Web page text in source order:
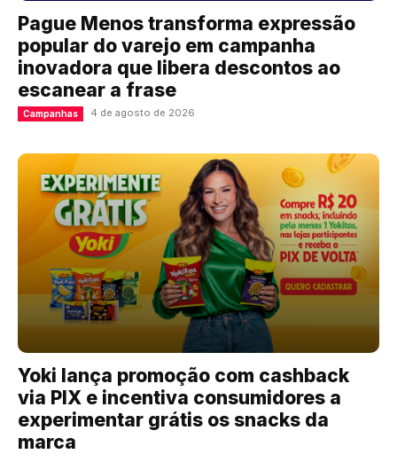
Pague Menos transforma expressão
popular do varejo em campanha
inovadora que libera descontos ao
escanear a frase
Campanhas 4 de agosto de 2026
Yoki lança promoção com cashback
via PIX e incentiva consumidores a
experimentar grátis os snacks da
marca